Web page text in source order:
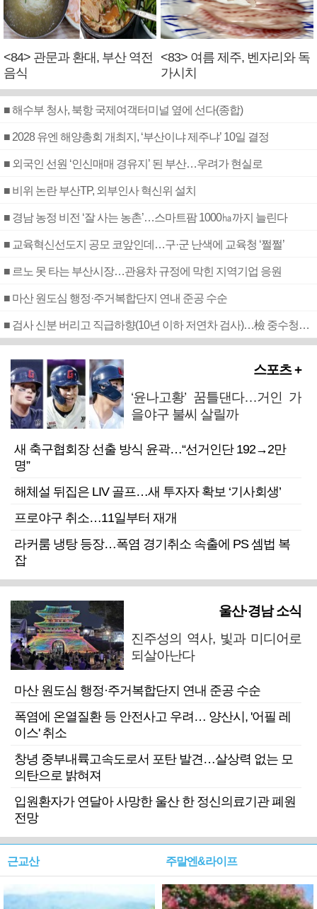
<84> 관문과 환대, 부산 역전
음식
<83> 여름 제주, 벤자리와 독
가시치
■ 해수부 청사, 북항 국제여객터미널 옆에 선다(종합)
■ 2028 유엔 해양총회 개최지, ‘부산이냐 제주냐’ 10일 결정
■ 외국인 선원 ‘인신매매 경유지’ 된 부산…우려가 현실로
■ 비위 논란 부산TP, 외부인사 혁신위 설치
■ 경남 농정 비전 ‘잘 사는 농촌’…스마트팜 1000㏊까지 늘린다
■ 교육혁신선도지 공모 코앞인데…구·군 난색에 교육청 ‘쩔쩔’
■ 르노 못 타는 부산시장…관용차 규정에 막힌 지역기업 응원
■ 마산 원도심 행정·주거복합단지 연내 준공 수순
■ 검사 신분 버리고 직급하향(10년 이하 저연차 검사)…檢 중수청행 기피
스포츠 +
‘윤나고황’ 꿈틀댄다…거인 가
을야구 불씨 살릴까
새 축구협회장 선출 방식 윤곽…“선거인단 192→2만
명”
해체설 뒤집은 LIV 골프…새 투자자 확보 ‘기사회생’
프로야구 취소…11일부터 재개
라커룸 냉탕 등장…폭염 경기취소 속출에 PS 셈법 복
잡
울산·경남 소식
진주성의 역사, 빛과 미디어로
되살아난다
마산 원도심 행정·주거복합단지 연내 준공 수순
폭염에 온열질환 등 안전사고 우려… 양산시, '어필 레
이스' 취소
창녕 중부내륙고속도로서 포탄 발견…살상력 없는 모
의탄으로 밝혀져
입원환자가 연달아 사망한 울산 한 정신의료기관 폐원
전망
근교산 주말엔&라이프